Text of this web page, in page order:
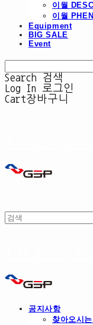
이월
이월
Equipment
BIG SALE
Event
Search
검색
Log In
로그인
Cart장바구니
공지사항
찾아오시